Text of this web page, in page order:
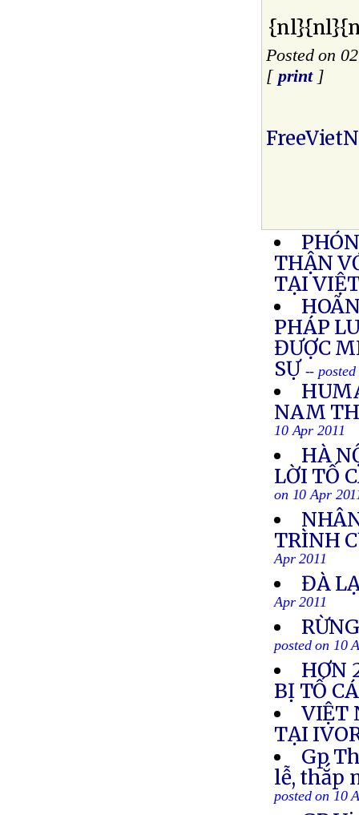
Posted on
[ print]
THẬN
TẠI
PHÁP
ĐƯỢC
SỰ --
NAM
10 Apr 2011
HÀ
LỜI TỐ
on 10 Apr
TRÌNH
Apr 2011
ĐÀ
Apr 2011
posted on 10
HƠN
BỊ TỐ
VIỆT
TẠI
Gp
lễ, thắp
posted on 10